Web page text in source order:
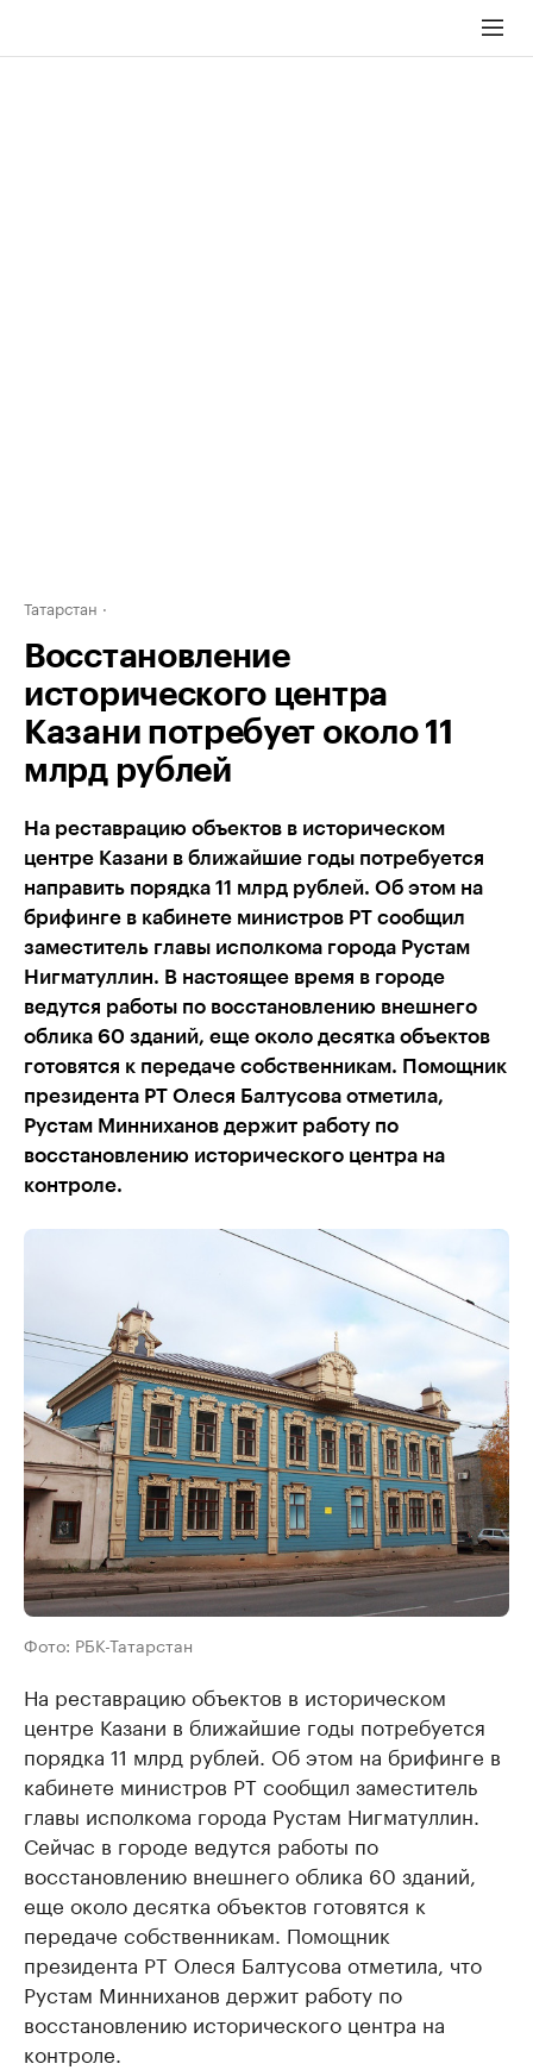
Татарстан
Восстановление
исторического центра
Казани потребует около 11
млрд рублей
На реставрацию объектов в историческом
центре Казани в ближайшие годы потребуется
направить порядка 11 млрд рублей. Об этом на
брифинге в кабинете министров РТ сообщил
заместитель главы исполкома города Рустам
Нигматуллин. В настоящее время в городе
ведутся работы по восстановлению внешнего
облика 60 зданий, еще около десятка объектов
готовятся к передаче собственникам. Помощник
президента РТ Олеся Балтусова отметила,
Рустам Минниханов держит работу по
восстановлению исторического центра на
контроле.
Фото: РБК-Татарстан
На реставрацию объектов в историческом
центре Казани в ближайшие годы потребуется
порядка 11 млрд рублей. Об этом на брифинге в
кабинете министров РТ сообщил заместитель
главы исполкома города Рустам Нигматуллин.
Сейчас в городе ведутся работы по
восстановлению внешнего облика 60 зданий,
еще около десятка объектов готовятся к
передаче собственникам. Помощник
президента РТ Олеся Балтусова отметила, что
Рустам Минниханов держит работу по
восстановлению исторического центра на
контроле.